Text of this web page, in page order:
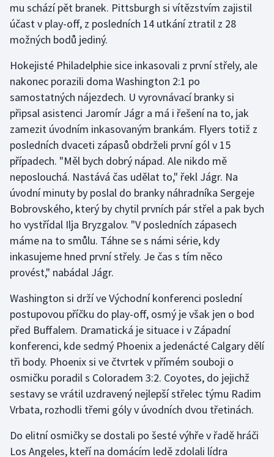
Plážový volejbal
Ragby
Rychlobruslení
Rychlostní kanoistika
Short track
Sportovní střelba
Stolní tenis
Triatlon
Veslování
Vodní slalom
Volejbal
mu schází pět branek. Pittsburgh si vítězstvím zajistil
účast v play-off, z posledních 14 utkání ztratil z 28
možných bodů jediný.
Hokejisté Philadelphie sice inkasovali z první střely, ale
nakonec porazili doma Washington 2:1 po
samostatných nájezdech. U vyrovnávací branky si
připsal asistenci Jaromír Jágr a má i řešení na to, jak
zamezit úvodním inkasovaným brankám. Flyers totiž z
posledních dvaceti zápasů obdrželi první gól v 15
případech. "Měl bych dobrý nápad. Ale nikdo mě
neposlouchá. Nastává čas udělat to," řekl Jágr. Na
úvodní minuty by poslal do branky náhradníka Sergeje
Bobrovského, který by chytil prvních pár střel a pak bych
ho vystřídal Ilja Bryzgalov. "V posledních zápasech
máme na to smůlu. Táhne se s námi série, kdy
inkasujeme hned první střely. Je čas s tím něco
provést," nabádal Jágr.
Washington si drží ve Východní konferenci poslední
postupovou příčku do play-off, osmý je však jen o bod
před Buffalem. Dramatická je situace i v Západní
konferenci, kde sedmý Phoenix a jedenácté Calgary dělí
tři body. Phoenix si ve čtvrtek v přímém souboji o
osmičku poradil s Coloradem 3:2. Coyotes, do jejichž
sestavy se vrátil uzdravený nejlepší střelec týmu Radim
Vrbata, rozhodli třemi góly v úvodních dvou třetinách.
Do elitní osmičky se dostali po šesté výhře v řadě hráči
Los Angeles, kteří na domácím ledě zdolali lídra